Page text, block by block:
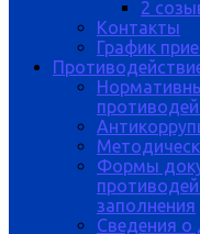
2
Контакты
График
Формы
заполнения
Сведения о